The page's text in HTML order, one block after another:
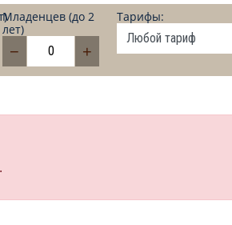
Младенцев (до 2
лет)
− +
Тарифы:
.